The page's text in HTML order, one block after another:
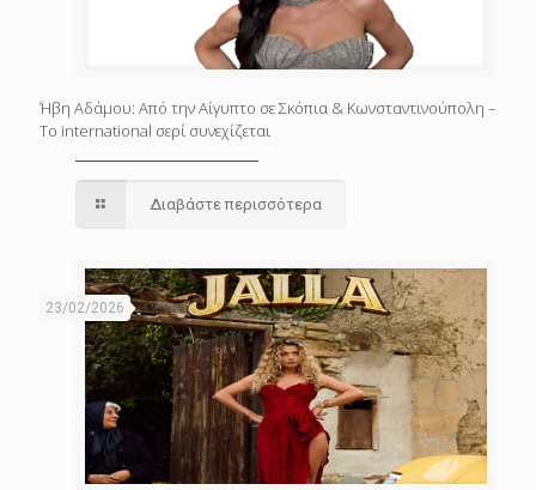
Ήβη Αδάμου: Από την Αίγυπτο σε Σκόπια & Κωνσταντινούπολη –
Το international σερί συνεχίζεται
Διαβάστε περισσότερα
23/02/2026